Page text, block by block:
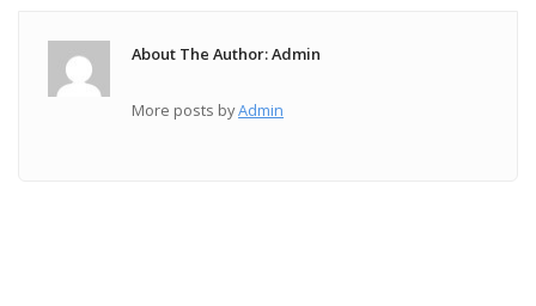
About The Author: Admin
More posts byAdmin